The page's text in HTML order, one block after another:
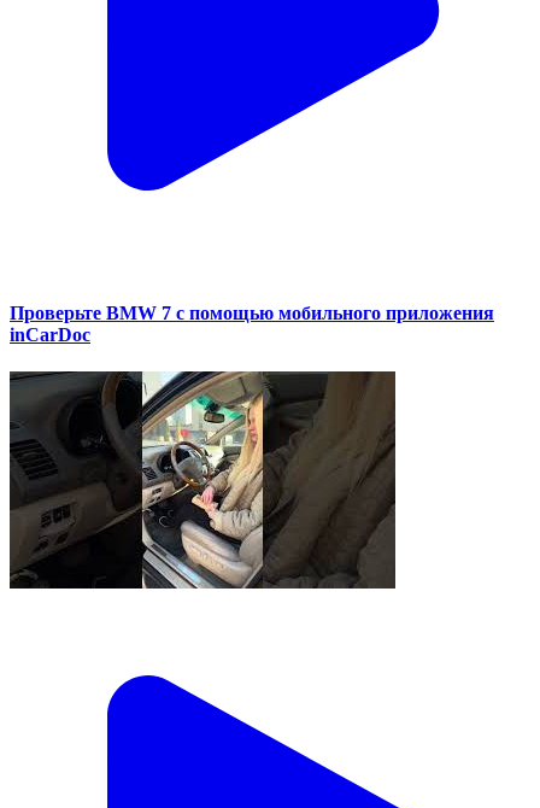
Проверьте BMW 7 с помощью мобильного приложения
inCarDoc